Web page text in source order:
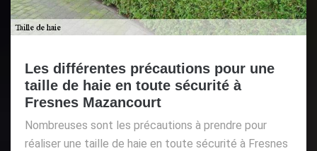
Les différentes précautions pour une
taille de haie en toute sécurité à
Fresnes Mazancourt
Nombreuses sont les précautions à prendre pour
réaliser une taille de haie en toute sécurité à Fresnes